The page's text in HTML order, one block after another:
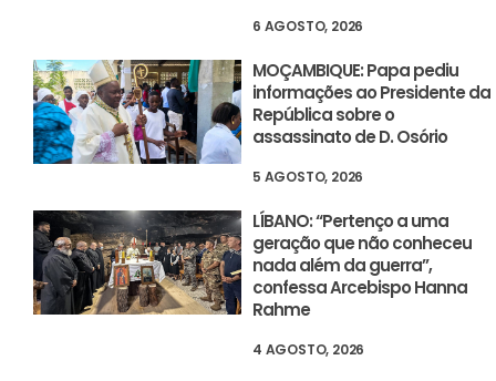
6 AGOSTO, 2026
MOÇAMBIQUE: Papa pediu
informações ao Presidente da
República sobre o
assassinato de D. Osório
5 AGOSTO, 2026
LÍBANO: “Pertenço a uma
geração que não conheceu
nada além da guerra”,
confessa Arcebispo Hanna
Rahme
4 AGOSTO, 2026